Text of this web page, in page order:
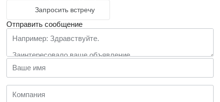
Запросить встречу
Отправить сообщение